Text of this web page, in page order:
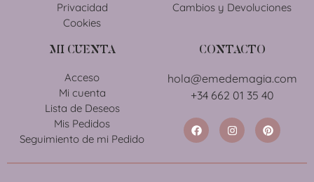
Privacidad
Cookies
Cambios y Devoluciones
MI CUENTA
Acceso
Mi cuenta
Lista de Deseos
Mis Pedidos
Seguimiento de mi Pedido
CONTACTO
hola@emedemagia.com
+34 662 01 35 40